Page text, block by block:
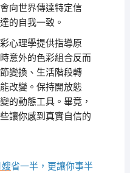
向世界傳達特定信
的自我一致。
心理學提供指導原
意外的色彩組合反而
變換、生活階段轉
改變。保持開放態
的動態工具。畢竟，
讓你感到真實自信的
省一半，更讓你事半